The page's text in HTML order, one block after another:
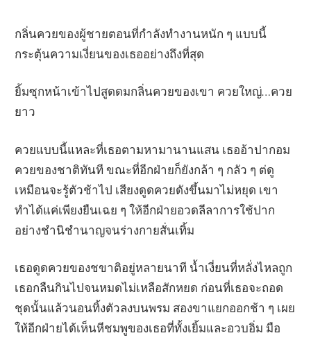
กลิ่นควยของผู้ชายตอนที่กำลังทำงานหนัก ๆ แบบนี้
กระตุ้นความเงี่ยนของเธออย่างถึงที่สุด
ยิ้มซุกหน้าเข้าไปสูดดมกลิ่นควยของเขา ควยใหญ่…ควย
ยาว
ควยแบบนี้แหละที่เธอตามหามานานแสน เธออ้าปากอม
ควยของชาติทันที ขณะที่อีกฝ่ายก็ยังกล้า ๆ กลัว ๆ ต่ดู
เหมือนจะรู้ตัวช้าไป เสียงดูดควยดังขึ้นมาไม่หยุด เขา
ทำได้แค่เพียงยืนเฉย ๆ ให้อีกฝ่ายอวดลีลาการใช้ปาก
อย่างชำนิชำนาญจนร่างกายสั่นเทิ้ม
เธอดูดควยของชขาติอยู่หลายนาที น้ำเงี่ยนที่หลั่งไหลถูก
เธอกลืนกินไปจนหมดไม่เหลือสักหยด ก่อนที่เธอจะถอด
ชุดนั้นแล้วนอนทิ้งตัวลงบนพรม สองขาแยกออกช้า ๆ เผย
ให้อีกฝ่ายได้เห็นหีชมพูของเธอที่ทั้งเยิ้มและอวบอิ่ม มือ